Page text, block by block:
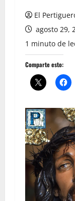
El
agosto 29,
1 minuto de
Comparte esto: